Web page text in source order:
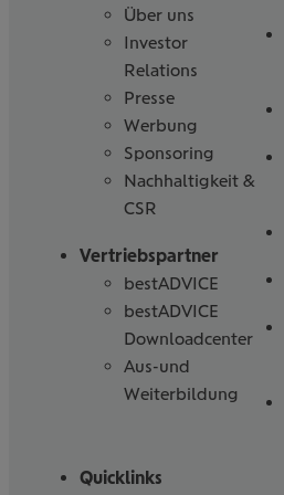
Über uns
Investor
Relations
Presse
Werbung
Sponsoring
Nachhaltigkeit &
CSR
Vertriebspartner
bestADVICE
bestADVICE
Downloadcenter
Aus-und
Weiterbildung
Quicklinks